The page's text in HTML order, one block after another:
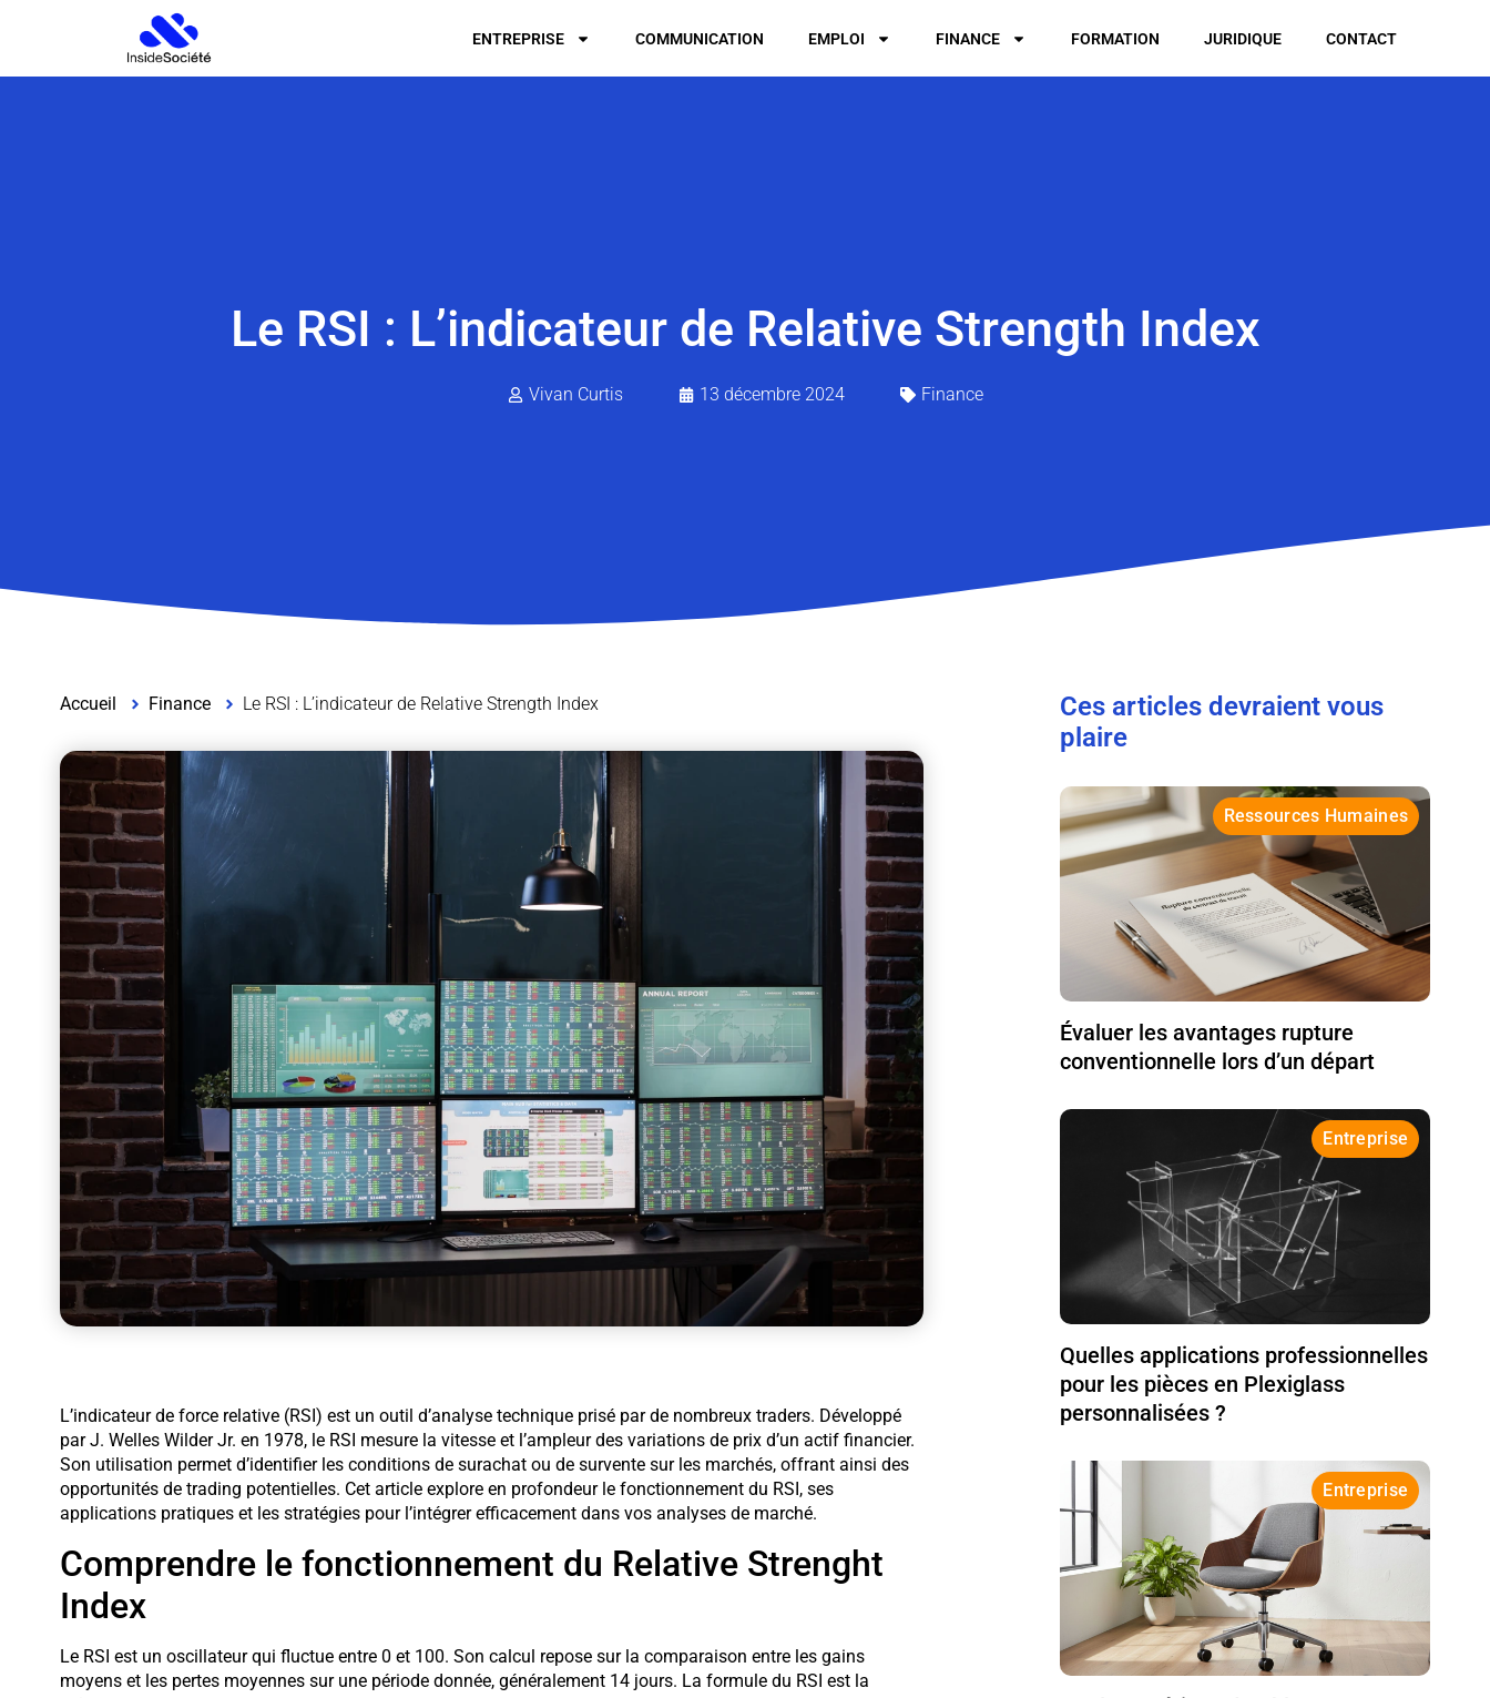
ENTREPRISE COMMUNICATION EMPLOI FINANCE FORMATION JURIDIQUE CONTACT
Le RSI : L’indicateur de Relative Strength Index
Vivan Curtis 13 décembre 2024 Finance
Accueil Finance Le RSI : L’indicateur de Relative Strength Index
L’indicateur de force relative (RSI) est un outil d’analyse technique prisé par de nombreux traders. Développé
par J. Welles Wilder Jr. en 1978, le RSI mesure la vitesse et l’ampleur des variations de prix d’un actif financier.
Son utilisation permet d’identifier les conditions de surachat ou de survente sur les marchés, offrant ainsi des
opportunités de trading potentielles. Cet article explore en profondeur le fonctionnement du RSI, ses
applications pratiques et les stratégies pour l’intégrer efficacement dans vos analyses de marché.
Comprendre le fonctionnement du Relative Strenght
Index
Le RSI est un oscillateur qui fluctue entre 0 et 100. Son calcul repose sur la comparaison entre les gains
moyens et les pertes moyennes sur une période donnée, généralement 14 jours. La formule du RSI est la
Ces articles devraient vous
plaire
Ressources Humaines
Évaluer les avantages rupture
conventionnelle lors d’un départ
Entreprise
Quelles applications professionnelles
pour les pièces en Plexiglass
personnalisées ?
Entreprise